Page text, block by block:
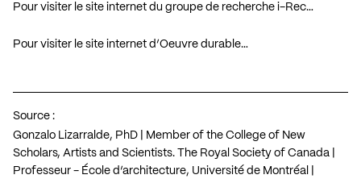
Pour visiter le site internet du groupe de recherche i-Rec…
Pour visiter le site internet d’Oeuvre durable…
Source :
Gonzalo Lizarralde, PhD | Member of the College of New
Scholars, Artists and Scientists. The Royal Society of Canada |
Professeur - École d’architecture, Université de Montréal |